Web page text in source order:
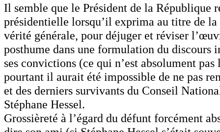
Il semble que le Président de la République
présidentielle lorsqu’il exprima au titre de
vérité générale, pour déjuger et réviser
posthume dans une formulation du discours
ses convictions (ce qui n’est absolument pas
pourtant il aurait été impossible de ne pas
et des derniers survivants du Conseil
Stéphane Hessel.
Grossièreté à l’égard du défunt forcément